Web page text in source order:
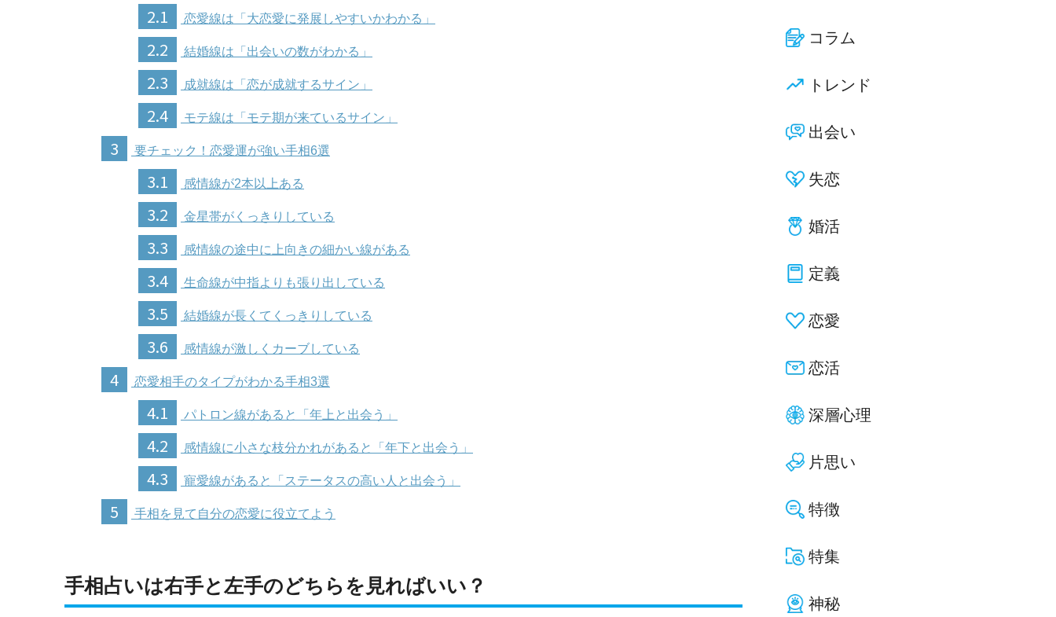
2.1 恋愛線は「大恋愛に発展しやすいかわかる」
2.2 結婚線は「出会いの数がわかる」
2.3 成就線は「恋が成就するサイン」
2.4 モテ線は「モテ期が来ているサイン」
3 要チェック！恋愛運が強い手相6選
3.1 感情線が2本以上ある
3.2 金星帯がくっきりしている
3.3 感情線の途中に上向きの細かい線がある
3.4 生命線が中指よりも張り出している
3.5 結婚線が長くてくっきりしている
3.6 感情線が激しくカーブしている
4 恋愛相手のタイプがわかる手相3選
4.1 パトロン線があると「年上と出会う」
4.2 感情線に小さな枝分かれがあると「年下と出会う」
4.3 寵愛線があると「ステータスの高い人と出会う」
5 手相を見て自分の恋愛に役立てよう
手相占いは右手と左手のどちらを見ればいい？
コラム
トレンド
出会い
失恋
婚活
定義
恋愛
恋活
深層心理
片思い
特徴
特集
神秘